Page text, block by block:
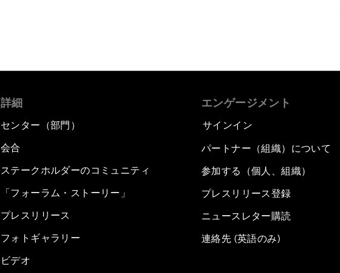
詳細
センター（部門）
会合
ステークホルダーのコミュニティ
「フォーラム・ストーリー」
プレスリリース
フォトギャラリー
ビデオ
エンゲージメント
サインイン
パートナー（組織）について
参加する（個人、組織）
プレスリリース登録
ニュースレター購読
連絡先 (英語のみ)